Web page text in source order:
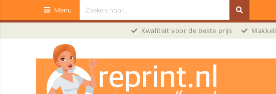
Menu
Kwaliteit voor de beste prijs